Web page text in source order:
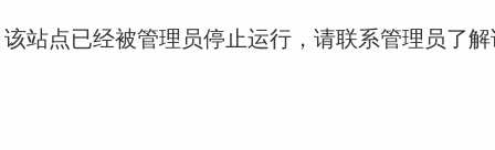
站点已经被管理员停止运行，请联系管理员了